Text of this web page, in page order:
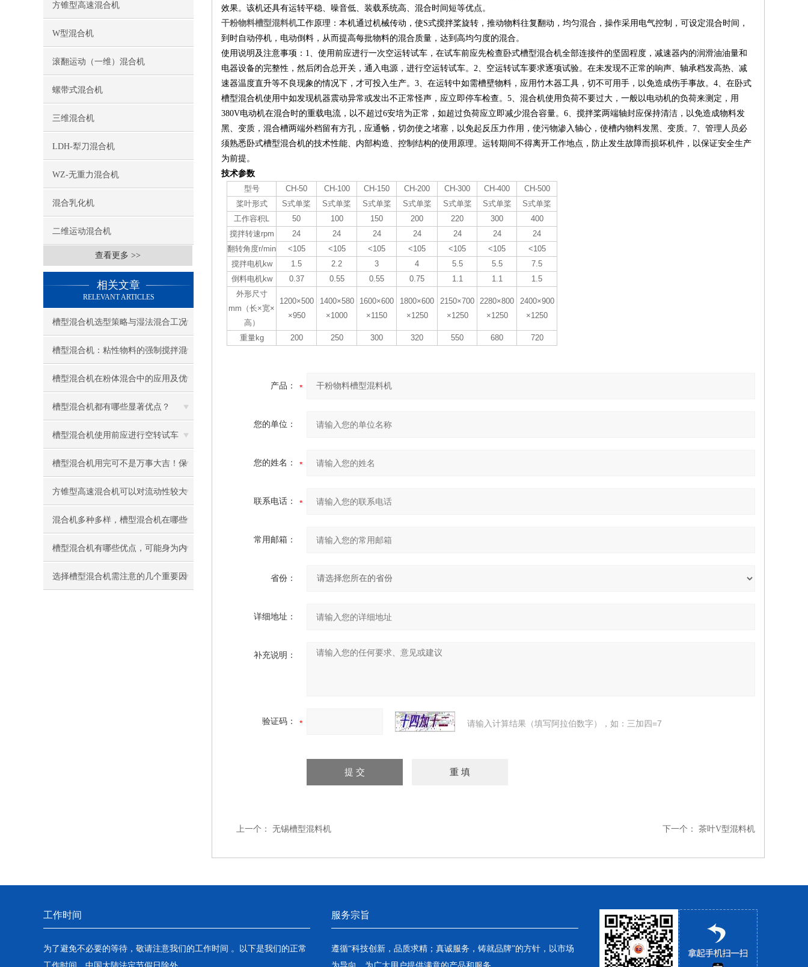
方锥型高速混合机
W型混合机
滚翻运动（一维）混合机
螺带式混合机
三维混合机
LDH-犁刀混合机
WZ-无重力混合机
混合乳化机
二维运动混合机
查看更多 >>
相关文章
RELEVANT ARTICLES
槽型混合机选型策略与湿法混合工况
考量
槽型混合机：粘性物料的强制搅拌混
合装备
槽型混合机在粉体混合中的应用及优
势
槽型混合机都有哪些显著优点？
槽型混合机使用前应进行空转试车
槽型混合机用完可不是万事大吉！保
养工作一定不能忘
方锥型高速混合机可以对流动性较大
的物料进行均匀混合
混合机多种多样，槽型混合机在哪些
情况下适用？
槽型混合机有哪些优点，可能身为内
行的你都说不清吧
选择槽型混合机需注意的几个重要因
效果。该机还具有运转平稳、噪音低、装载系统高、混合时间短等优点。
干粉物料槽型混料机工作原理：本机通过机械传动，使S式搅拌桨旋转，推动物料往复翻动，均匀混合，操作采用电气控制，可设定混合时间，
到时自动停机，电动倒料，从而提高每批物料的混合质量，达到高均匀度的混合。
使用说明及注意事项：1、使用前应进行一次空运转试车，在试车前应先检查卧式槽型混合机全部连接件的坚固程度，减速器内的润滑油油量和
电器设备的完整性，然后闭合总开关，通入电源，进行空运转试车。 2、空运转试车要求逐项试验。在未发现不正常的响声、轴承档发高热、减
速器温度直升等不良现象的情况下，才可投入生产。3、在运转中如需槽壁物料，应用竹木器工具，切不可用手，以免造成伤手事故。4、在卧式
槽型混合机使用中如发现机器震动异常或发出不正常怪声，应立即停车检查。5、混合机使用负荷不要过大，一般以电动机的负荷来测定，用
380V电动机在混合时的重载电流，以不超过6安培为正常，如超过负荷应立即减少混合容量。6、搅拌桨两端轴封应保持清洁，以免造成物料发
黑、变质，混合槽两端外档留有方孔，应通畅，切勿使之堵塞，以免起反压力作用，使污物渗入轴心，使槽内物料发黑、变质。7、管理人员必
须熟悉卧式槽型混合机的技术性能、内部构造、控制结构的使用原理。运转期间不得离开工作地点，防止发生故障而损坏机件，以保证安全生产
为前提。
技术参数
型号
CH-50 CH-100 CH-150 CH-200 CH-300 CH-400
CH-500
桨叶形式
S式单桨 S式单桨 S式单桨 S式单桨 S式单桨 S式单桨
S式单桨
工作容积L
50 100 150 200 220 300
400
搅拌转速rpm
24 24 24 24 24 24
24
翻转角度r/min
<105 <105 <105 <105 <105 <105
<105
搅拌电机kw
1.5 2.2 3 4 5.5 5.5
7.5
倒料电机kw
0.37 0.55 0.55 0.75 1.1 1.1
1.5
外形尺寸
mm（长×宽×
高）
1200×500
×950
1400×580
×1000
1600×600
×1150
1800×600
×1250
2150×700
×1250
2280×800
×1250
2400×900
×1250
重量kg 200 250 300 320 550 680 720
产品：
您的单位：
您的姓名：
联系电话：
常用邮箱：
省份：
详细地址：
补充说明：
验证码： 请输入计算结果（填写阿拉伯数字），如：三加四=7
上一个： 无锡槽型混料机 下一个： 茶叶V型混料机
工作时间
为了避免不必要的等待，敬请注意我们的工作时间 。以下是我们的正常
服务宗旨
遵循“科技创新，品质求精；真诚服务，铸就品牌”的方针，以市场